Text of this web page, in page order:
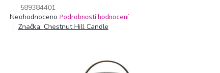
589384401
Průměrné
hodnocení
Neohodnoceno Podrobnosti hodnocení
Značka: Chestnut Hill Candle